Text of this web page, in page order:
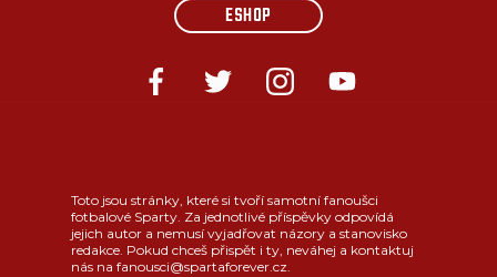
ESHOP
Toto jsou stránky, které si tvoří samotní fanoušci
fotbalové Sparty. Za jednotlivé příspěvky odpovídá
jejich autor a nemusí vyjadřovat názory a stanovisko
redakce. Pokud chceš přispět i ty, neváhej a kontaktuj
nás na fanousci@spartaforever.cz.